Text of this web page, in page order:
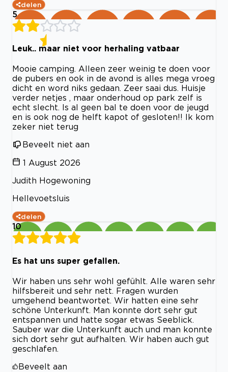
delen
5
Leuk.. maar niet voor herhaling vatbaar
Mooie camping. Alleen zeer weinig te doen voor
de pubers en ook in de avond is alles mega vroeg
dicht en word niks gedaan. Zeer saai dus. Huisje
verder netjes , maar onderhoud op park zelf is
echt slecht. Is al geen bal te doen voor de jeugd
en is ook nog de helft kapot of gesloten!! Ik kom
zeker niet terug
Beveelt niet aan
1 August 2026
Judith Hogewoning
Hellevoetsluis
delen
10
Es hat uns super gefallen.
Wir haben uns sehr wohl gefühlt. Alle waren sehr
hilfsbereit und sehr nett. Fragen wurden
umgehend beantwortet. Wir hatten eine sehr
schöne Unterkunft. Man konnte dort sehr gut
entspannen und hatte sogar etwas Seeblick.
Sauber war die Unterkunft auch und man konnte
sich dort sehr gut aufhalten. Wir haben auch gut
geschlafen.
Beveelt aan